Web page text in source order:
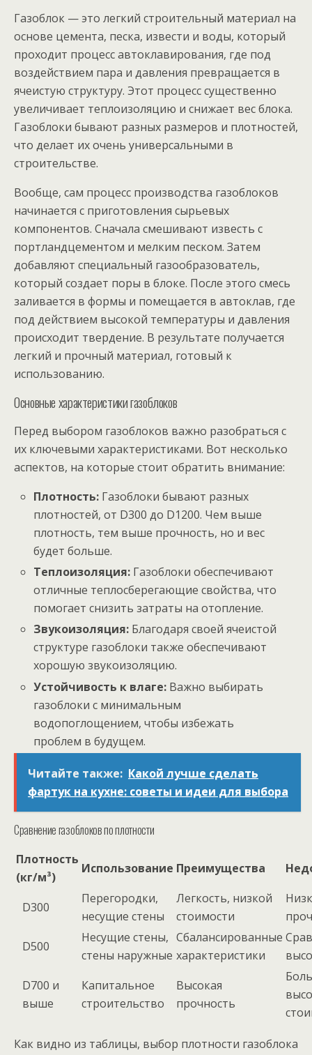
Газоблок — это легкий строительный материал на
основе цемента, песка, извести и воды, который
проходит процесс автоклавирования, где под
воздействием пара и давления превращается в
ячеистую структуру. Этот процесс существенно
увеличивает теплоизоляцию и снижает вес блока.
Газоблоки бывают разных размеров и плотностей,
что делает их очень универсальными в
строительстве.
Вообще, сам процесс производства газоблоков
начинается с приготовления сырьевых
компонентов. Сначала смешивают известь с
портландцементом и мелким песком. Затем
добавляют специальный газообразователь,
который создает поры в блоке. После этого смесь
заливается в формы и помещается в автоклав, где
под действием высокой температуры и давления
происходит твердение. В результате получается
легкий и прочный материал, готовый к
использованию.
Основные характеристики газоблоков
Перед выбором газоблоков важно разобраться с
их ключевыми характеристиками. Вот несколько
аспектов, на которые стоит обратить внимание:
Плотность: Газоблоки бывают разных
плотностей, от D300 до D1200. Чем выше
плотность, тем выше прочность, но и вес
будет больше.
Теплоизоляция: Газоблоки обеспечивают
отличные теплосберегающие свойства, что
помогает снизить затраты на отопление.
Звукоизоляция: Благодаря своей ячеистой
структуре газоблоки также обеспечивают
хорошую звукоизоляцию.
Устойчивость к влаге: Важно выбирать
газоблоки с минимальным
водопоглощением, чтобы избежать
проблем в будущем.
Читайте также: Какой лучше сделать
фартук на кухне: советы и идеи для выбора
Сравнение газоблоков по плотности
Плотность
(кг/м³)
Использование Преимущества
D300
Перегородки,
несущие стены
Легкость, низкой
стоимости
D500
Несущие стены,
стены наружные
Сбалансированные
характеристики
D700 и
выше
Капитальное
строительство
Высокая
прочность
Как видно из таблицы, выбор плотности газоблока